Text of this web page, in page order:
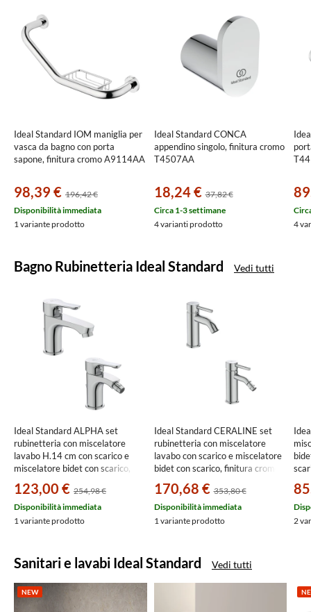
Ideal Standard IOM maniglia per
vasca da bagno con porta
sapone, finitura cromo A9114AA
98,39 € 196,42 €
Disponibilità immediata
1 variante prodotto
Ideal Standard CONCA
appendino singolo, finitura cromo
T4507AA
18,24 € 37,82 €
Circa 1-3 settimane
4 varianti prodotto
4
Bagno Rubinetteria Ideal Standard Vedi tutti
Ideal Standard ALPHA set
rubinetteria con miscelatore
lavabo H.14 cm con scarico e
miscelatore bidet con scarico,
123,00 € 254,98 €
Disponibilità immediata
1 variante prodotto
Ideal Standard CERALINE set
rubinetteria con miscelatore
lavabo con scarico e miscelatore
bidet con scarico, finitura cromo
170,68 € 353,80 €
Disponibilità immediata
1 variante prodotto
2
Sanitari e lavabi Ideal Standard Vedi tutti
NEW